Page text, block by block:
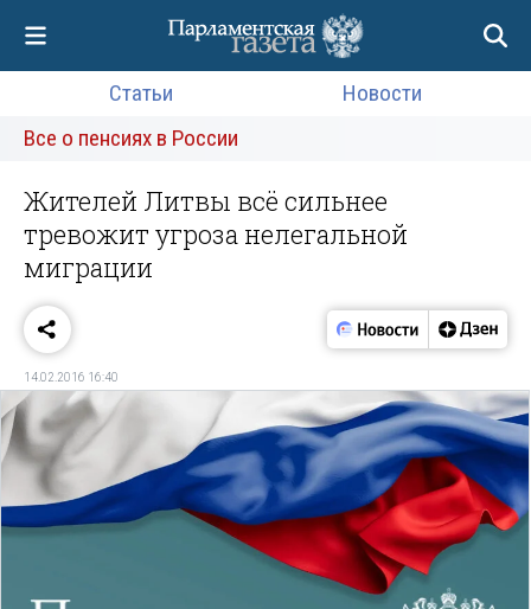
Статьи
Новости
Все о пенсиях в России
Жителей Литвы всё сильнее
тревожит угроза нелегальной
миграции
14.02.2016 16:40